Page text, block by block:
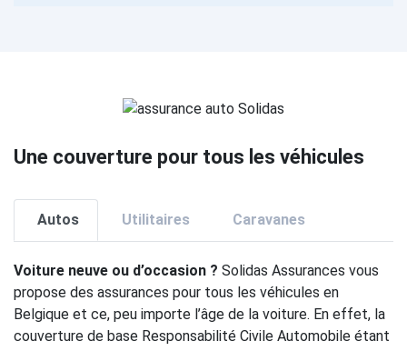
Une couverture pour tous les véhicules
Autos Utilitaires Caravanes
Voiture neuve ou d’occasion ? Solidas Assurances vous
propose des assurances pour tous les véhicules en
Belgique et ce, peu importe l’âge de la voiture. En effet, la
couverture de base Responsabilité Civile Automobile étant